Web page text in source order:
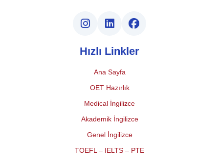
Hızlı Linkler
Ana Sayfa
OET Hazırlık
Medical İngilizce
Akademik İngilizce
Genel İngilizce
TOEFL – IELTS – PTE